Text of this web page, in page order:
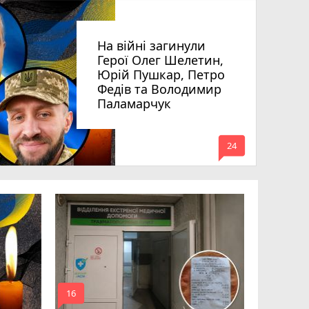
На війні загинули
Герої Олег Шелетин,
Юрій Пушкар, Петро
Федів та Володимир
Паламарчук
mode_comment
24
mode_comment
16